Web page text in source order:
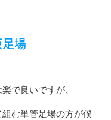
場
で良いですが、
む単管足場の方が僕